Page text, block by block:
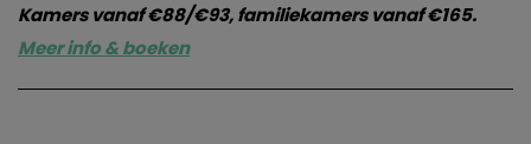
Kamers vanaf €88/€93, familiekamers vanaf €165.
Meer info & boeken